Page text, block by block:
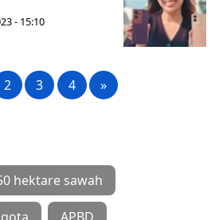
- 15:10
2 3 4 »
hektare sawah
APBD